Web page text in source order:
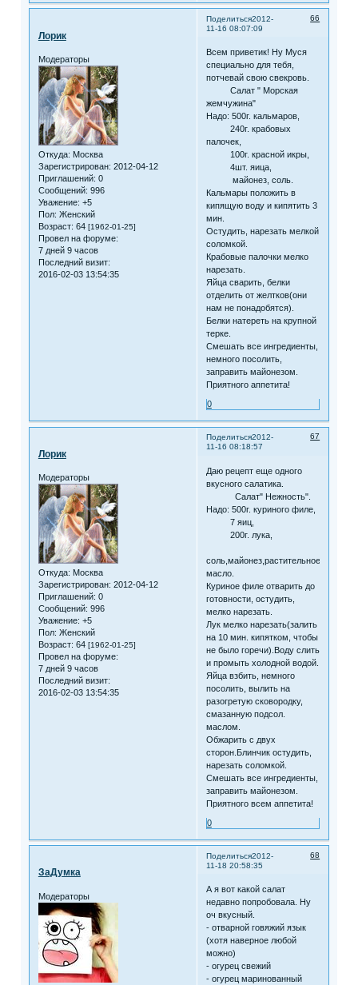
Поделиться 66
2012-
11-16 08:07:09
Лорик
Модераторы
Откуда: Москва
Зарегистрирован: 2012-04-12
Приглашений: 0
Сообщений: 996
Уважение: +5
Пол: Женский
Возраст: 64 [1962-01-25]
Провел на форуме:
7 дней 9 часов
Последний визит:
2016-02-03 13:54:35
Всем приветик! Ну Муся
специально для тебя,
потчевай свою свекровь.
Салат " Морская
жемчужина"
Надо: 500г. кальмаров,
240г. крабовых
палочек,
100г. красной икры,
4шт. яица,
майонез, соль.
Кальмары положить в
кипящую воду и кипятить 3
мин.
Остудить, нарезать мелкой
соломкой.
Крабовые палочки мелко
нарезать.
Яйца сварить, белки
отделить от желтков(они
нам не понадобятся).
Белки натереть на крупной
терке.
Смешать все ингредиенты,
немного посолить,
заправить майонезом.
Приятного аппетита!
0
Поделиться 67
2012-
11-16 08:18:57
Лорик
Модераторы
Откуда: Москва
Зарегистрирован: 2012-04-12
Приглашений: 0
Сообщений: 996
Уважение: +5
Пол: Женский
Возраст: 64 [1962-01-25]
Провел на форуме:
7 дней 9 часов
Последний визит:
2016-02-03 13:54:35
Даю рецепт еще одного
вкусного салатика.
Салат" Нежность".
Надо: 500г. куриного филе,
7 яиц,
200г. лука,
соль,майонез,растительное
масло.
Куриное филе отварить до
готовности, остудить,
мелко нарезать.
Лук мелко нарезать(залить
на 10 мин. кипятком, чтобы
не было горечи).Воду слить
и промыть холодной водой.
Яйца взбить, немного
посолить, вылить на
разогретую сковородку,
смазанную подсол.
маслом.
Обжарить с двух
сторон.Блинчик остудить,
нарезать соломкой.
Смешать все ингредиенты,
заправить майонезом.
Приятного всем аппетита!
0
Поделиться 68
2012-
11-18 20:58:35
ЗаДумка
Модераторы
А я вот какой салат
недавно попробовала. Ну
оч вкусный.
- отварной говяжий язык
(хотя наверное любой
можно)
- огурец свежий
- огурец маринованный